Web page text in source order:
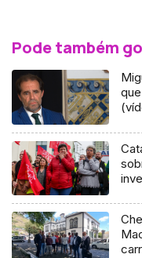
Pode também